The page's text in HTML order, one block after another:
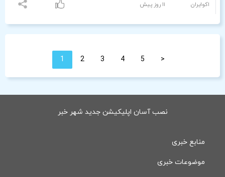
اکوایران ۱۱ روز پیش
1 2 3 4 5 <
نصب آسان اپلیکیشن جدید شهر خبر
منابع خبری
موضوعات خبری